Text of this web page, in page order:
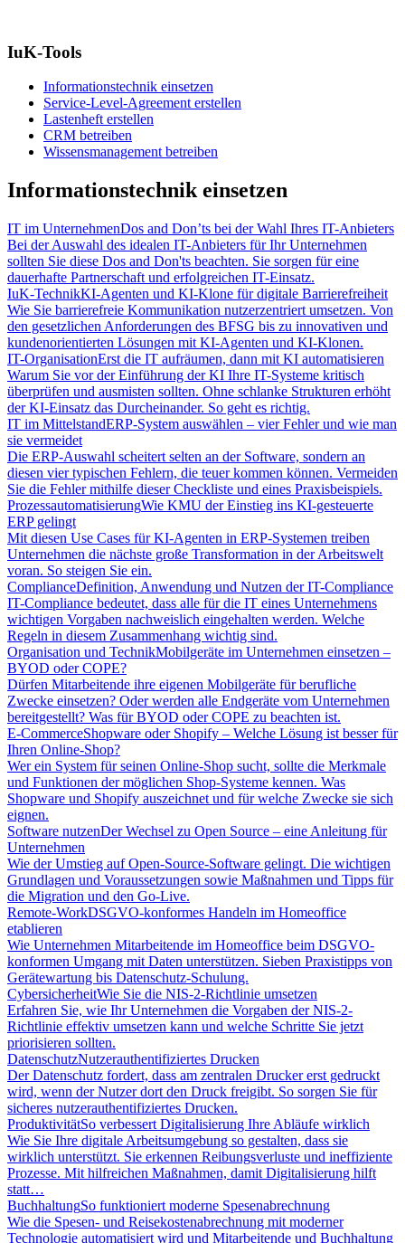
IuK-Tools
Informationstechnik einsetzen
Service-Level-Agreement erstellen
Lastenheft erstellen
CRM betreiben
Wissensmanagement betreiben
Informationstechnik einsetzen
IT im UnternehmenDos and Don’ts bei der Wahl Ihres IT-Anbieters
Bei der Auswahl des idealen IT-Anbieters für Ihr Unternehmen
sollten Sie diese Dos and Don'ts beachten. Sie sorgen für eine
dauerhafte Partnerschaft und erfolgreichen IT-Einsatz.
IuK-TechnikKI-Agenten und KI-Klone für digitale Barrierefreiheit
Wie Sie barrierefreie Kommunikation nutzerzentriert umsetzen. Von
den gesetzlichen Anforderungen des BFSG bis zu innovativen und
kundenorientierten Lösungen mit KI-Agenten und KI-Klonen.
IT-OrganisationErst die IT aufräumen, dann mit KI automatisieren
Warum Sie vor der Einführung der KI Ihre IT-Systeme kritisch
überprüfen und ausmisten sollten. Ohne schlanke Strukturen erhöht
der KI-Einsatz das Durcheinander. So geht es richtig.
IT im MittelstandERP-System auswählen – vier Fehler und wie man
sie vermeidet
Die ERP-Auswahl scheitert selten an der Software, sondern an
diesen vier typischen Fehlern, die teuer kommen können. Vermeiden
Sie die Fehler mithilfe dieser Checkliste und eines Praxisbeispiels.
ProzessautomatisierungWie KMU der Einstieg ins KI-gesteuerte
ERP gelingt
Mit diesen Use Cases für KI-Agenten in ERP-Systemen treiben
Unternehmen die nächste große Transformation in der Arbeitswelt
voran. So steigen Sie ein.
ComplianceDefinition, Anwendung und Nutzen der IT-Compliance
IT-Compliance bedeutet, dass alle für die IT eines Unternehmens
wichtigen Vorgaben nachweislich eingehalten werden. Welche
Regeln in diesem Zusammenhang wichtig sind.
Organisation und TechnikMobilgeräte im Unternehmen einsetzen –
BYOD oder COPE?
Dürfen Mitarbeitende ihre eigenen Mobilgeräte für berufliche
Zwecke einsetzen? Oder werden alle Endgeräte vom Unternehmen
bereitgestellt? Was für BYOD oder COPE zu beachten ist.
E-CommerceShopware oder Shopify – Welche Lösung ist besser für
Ihren Online-Shop?
Wer ein System für seinen Online-Shop sucht, sollte die Merkmale
und Funktionen der möglichen Shop-Systeme kennen. Was
Shopware und Shopify auszeichnet und für welche Zwecke sie sich
eignen.
Software nutzenDer Wechsel zu Open Source – eine Anleitung für
Unternehmen
Wie der Umstieg auf Open-Source-Software gelingt. Die wichtigen
Grundlagen und Voraussetzungen sowie Maßnahmen und Tipps für
die Migration und den Go-Live.
Remote-WorkDSGVO-konformes Handeln im Homeoffice
etablieren
Wie Unternehmen Mitarbeitende im Homeoffice beim DSGVO-
konformen Umgang mit Daten unterstützen. Sieben Praxistipps von
Gerätewartung bis Datenschutz-Schulung.
CybersicherheitWie Sie die NIS-2-Richtlinie umsetzen
Erfahren Sie, wie Ihr Unternehmen die Vorgaben der NIS-2-
Richtlinie effektiv umsetzen kann und welche Schritte Sie jetzt
priorisieren sollten.
DatenschutzNutzerauthentifiziertes Drucken
Der Datenschutz fordert, dass am zentralen Drucker erst gedruckt
wird, wenn der Nutzer dort den Druck freigibt. So sorgen Sie für
sicheres nutzerauthentifiziertes Drucken.
ProduktivitätSo verbessert Digitalisierung Ihre Abläufe wirklich
Wie Sie Ihre digitale Arbeitsumgebung so gestalten, dass sie
wirklich unterstützt. Sie erkennen Reibungsverluste und ineffiziente
Prozesse. Mit hilfreichen Maßnahmen, damit Digitalisierung hilft
statt…
BuchhaltungSo funktioniert moderne Spesenabrechnung
Wie die Spesen- und Reisekostenabrechnung mit moderner
Technologie automatisiert wird und Mitarbeitende und Buchhaltung